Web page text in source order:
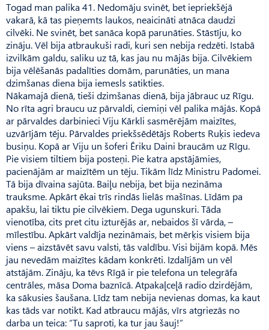
Togad man palika 41. Ne­domāju svinēt, bet iepriekšējā
vakarā, kā tas pieņemts laukos, neaicināti atnāca daudzi
cilvēki. Ne svinēt, bet sanāca kopā parunāties. Stāstīju, ko
zināju. Vēl bija atbraukuši radi, kuri sen nebija redzēti. Istabā
izvilkām galdu, saliku uz tā, kas jau nu mājās bija. Cilvēkiem
bija vēlēšanās padalīties domām, parunāties, un mana
dzimšanas diena bija iemesls satikties.
Nākamajā dienā, tieši dzimšanas dienā, bija jābrauc uz Rīgu.
No rīta agri braucu uz pārvaldi, ciemiņi vēl palika mājās. Kopā
ar pārvaldes darbinieci Viju Kārkli sasmērējām maizītes,
uzvārījām tēju. Pārvaldes priekšsēdētājs Roberts Ruķis iedeva
busiņu. Kopā ar Viju un šoferi Ēriku Daini braucām uz Rīgu.
Pie visiem tiltiem bija posteņi. Pie katra apstājāmies,
pacienājām ar maizītēm un tēju. Tikām līdz Ministru Padomei.
Tā bija dīvaina sajūta. Baiļu nebija, bet bija nezināma
trauksme. Apkārt ēkai trīs rindās lielās mašīnas. Līdām pa
apakšu, lai tiktu pie cilvēkiem. Dega ugunskuri. Tāda
vienotība, cits pret citu izturējās ar, nebaidos šī vārda, –
mīlestību. Apkārt valdīja nezināmais, bet mērķis visiem bija
viens – aizstāvēt savu valsti, tās valdību. Visi bijām kopā. Mēs
jau nevedām maizītes kādam konkrēti. Izdalījām un vēl
atstājām. Zināju, ka tēvs Rīgā ir pie telefona un telegrāfa
centrāles, māsa Doma baznīcā. Atpa­kaļceļā radio dzirdējām,
ka sākusies šaušana. Līdz tam nebija nevienas domas, ka kaut
kas tāds var notikt. Kad atbraucu mājās, vīrs atgriezās no
darba un teica: “Tu saproti, ka tur jau šauj!”